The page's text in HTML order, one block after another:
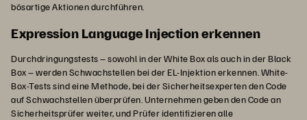
bösartige Aktionen durchführen.
Expression Language Injection erkennen
Durchdringungstests – sowohl in der White Box als auch in der Black
Box – werden Schwachstellen bei der EL-Injektion erkennen. White-
Box-Tests sind eine Methode, bei der Sicherheitsexperten den Code
auf Schwachstellen überprüfen. Unternehmen geben den Code an
Sicherheitsprüfer weiter, und Prüfer identifizieren alle